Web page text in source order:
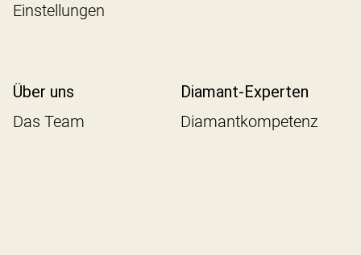
Einstellungen
Über uns
Das Team
Diamant-Experten
Diamantkompetenz